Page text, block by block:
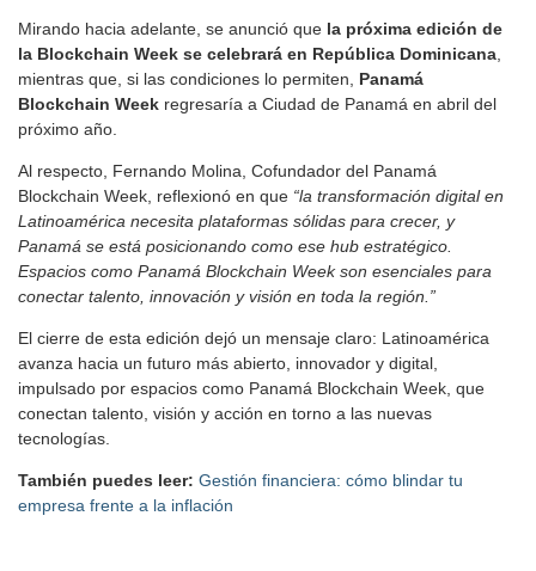
Mirando hacia adelante, se anunció que la próxima edición de
la Blockchain Week se celebrará en República Dominicana
mientras que, si las condiciones lo permiten, Panamá
Blockchain Week regresaría a Ciudad de Panamá en abril del
próximo año.
Al respecto, Fernando Molina, Cofundador del Panamá
Blockchain Week, reflexionó en que “la transformación digital en
Latinoamérica necesita plataformas sólidas para crecer, y
Panamá se está posicionando como ese hub estratégico.
Espacios como Panamá Blockchain Week son esenciales para
conectar talento, innovación y visión en toda la región.”
El cierre de esta edición dejó un mensaje claro: Latinoamérica
avanza hacia un futuro más abierto, innovador y digital,
impulsado por espacios como Panamá Blockchain Week, que
conectan talento, visión y acción en torno a las nuevas
tecnologías.
También puedes leer: Gestión financiera: cómo blindar tu
empresa frente a la inflación